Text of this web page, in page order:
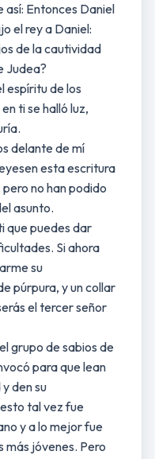
así: Entonces Daniel
el rey a Daniel:
de la cautividad
Judea?
espíritu de los
ti se halló luz,
delante de mí
esta escritura
no han podido
asunto.
que puedes dar
Si ahora
su
púrpura, y un collar
el tercer señor
grupo de sabios de
para que lean
den su
tal vez fue
y a lo mejor fue
más jóvenes. Pero